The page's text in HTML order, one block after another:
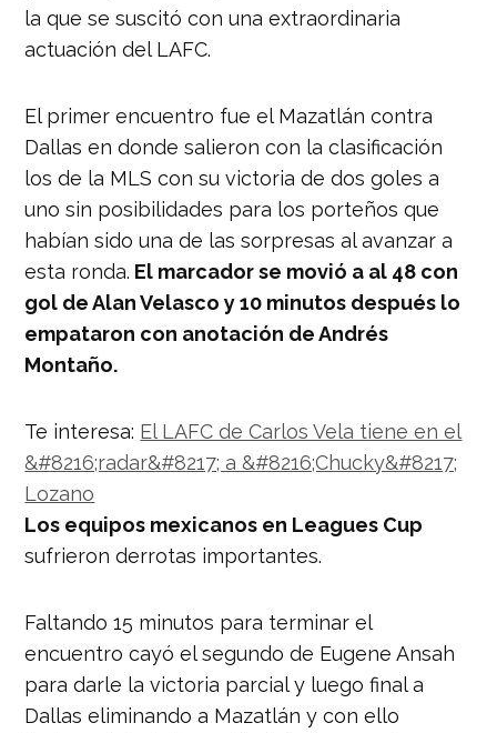
la que se suscitó con una extraordinaria
actuación del LAFC.
El primer encuentro fue el Mazatlán contra
Dallas en donde salieron con la clasificación
los de la MLS con su victoria de dos goles a
uno sin posibilidades para los porteños que
habían sido una de las sorpresas al avanzar a
esta ronda. El marcador se movió a al 48 con
gol de Alan Velasco y 10 minutos después lo
empataron con anotación de Andrés
Montaño.
Te interesa: El LAFC de Carlos Vela tiene en el
&#8216;radar&#8217; a &#8216;Chucky&#8217;
Lozano
Los equipos mexicanos en Leagues Cup
sufrieron derrotas importantes.
Faltando 15 minutos para terminar el
encuentro cayó el segundo de Eugene Ansah
para darle la victoria parcial y luego final a
Dallas eliminando a Mazatlán y con ello